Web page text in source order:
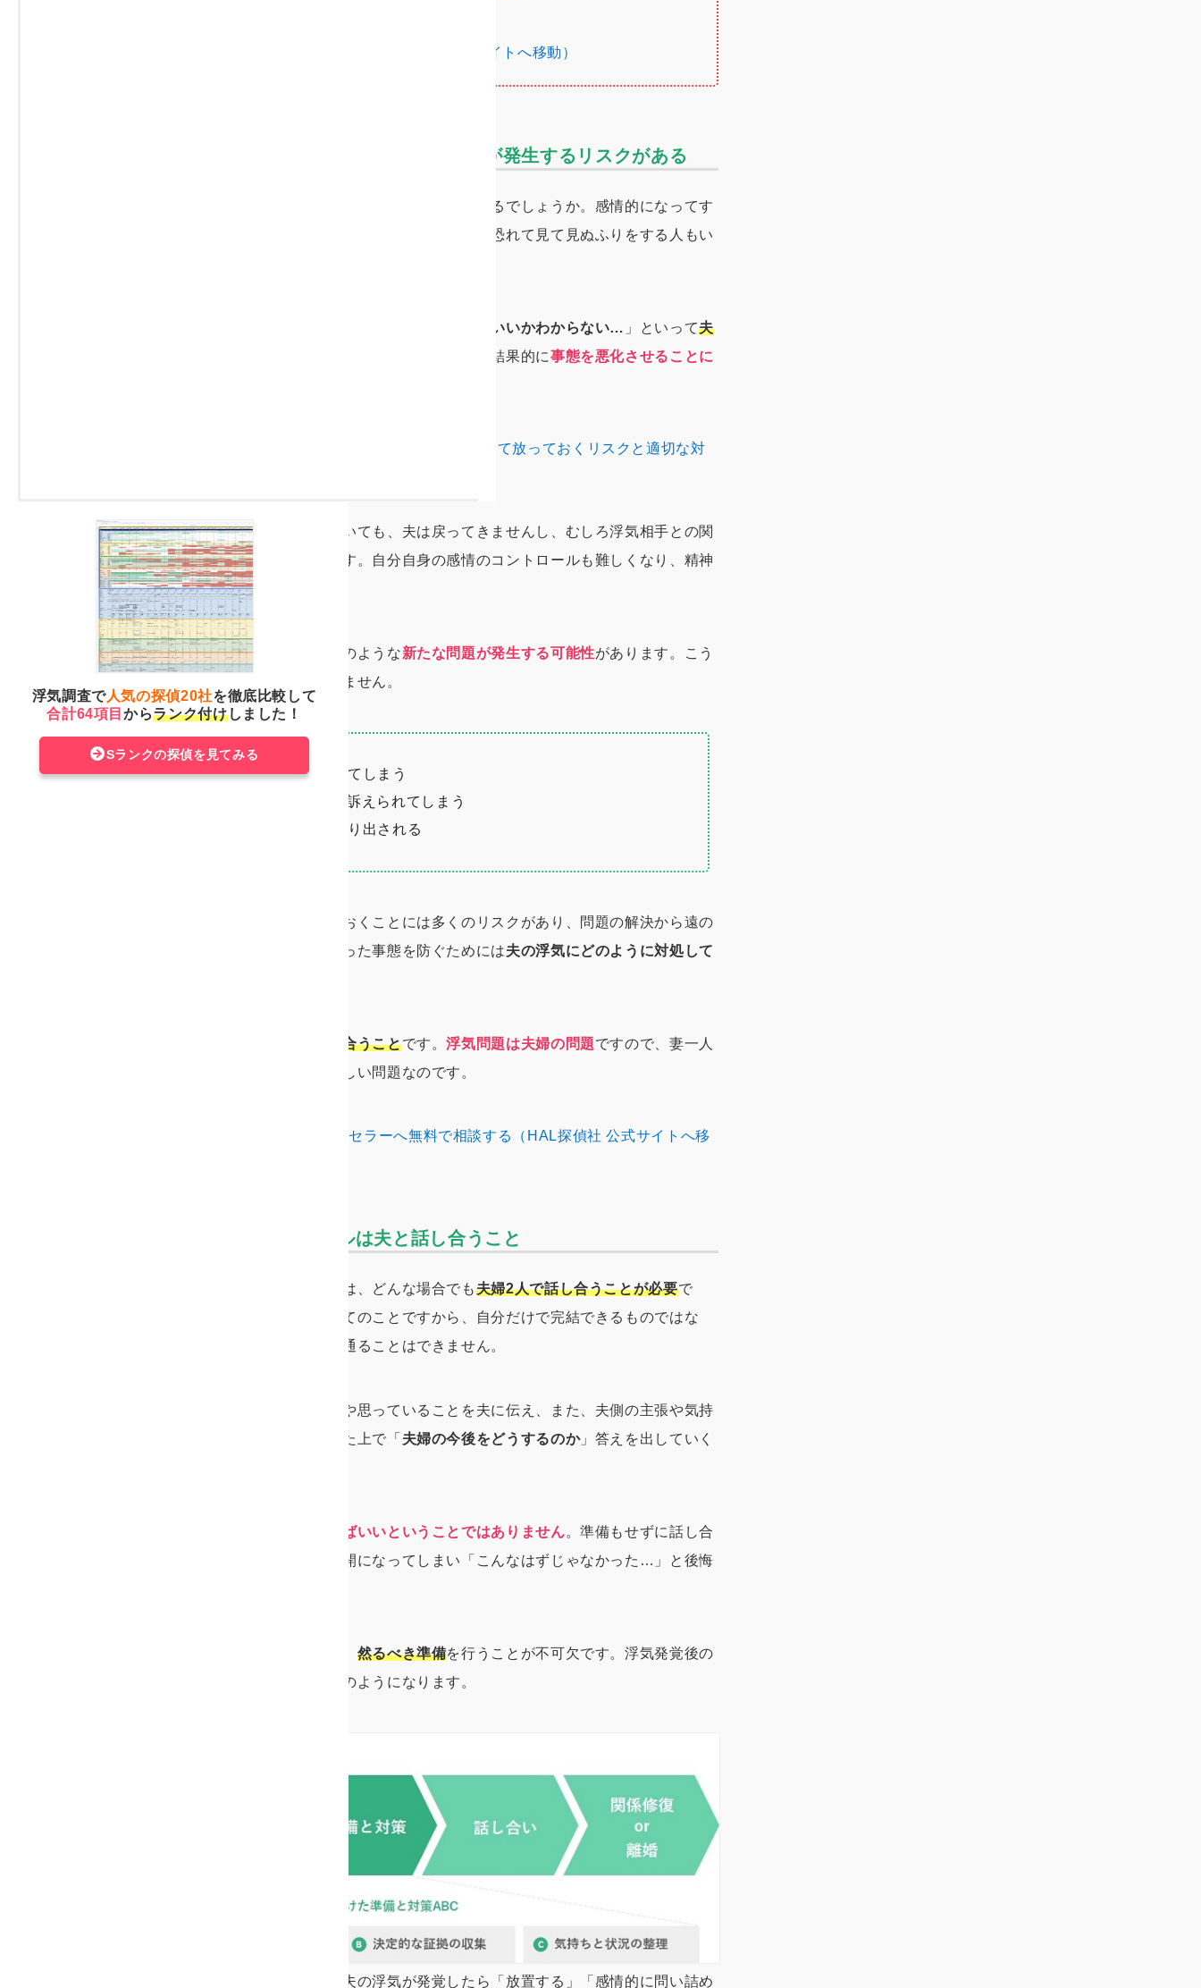
（HAL探偵社 公式サイトへ移動）
夫の浮気の放置は取り返しのつかない問題が発生するリスクがある
夫の浮気が発覚したときに、妻はどのような反応をするでしょうか。感情的になってす
ぐに夫を問い詰める人もいれば、関係が崩れることを恐れて見て見ぬふりをする人もい
どうしたらいいかわからない… 」といって夫
。夫の浮気の放置は、結果的に事態を悪化させることに
夫の浮気を放置するのはダメ！旦那の不倫を我慢して放っておくリスクと適切な対
気付かないふりをして我慢していても、夫は戻ってきませんし、むしろ浮気相手との関
係がどんどん深くなっていきます。自分自身の感情のコントロールも難しくなり、精神
を病んでしまいます。
そして、最悪の場合には、下記のような新たな問題が発生する可能性があります。こう
なってしまうと取り返しがつきません。
夫が浮気相手を妊娠させてしまう
W不倫の場合、相手側に訴えられてしまう
夫から一方的に離婚を切り出される
このように、夫の浮気を放っておくことには多くのリスクがあり、問題の解決から遠の
いてしまいます。では、こういった事態を防ぐためには夫の浮気にどのように対処して
夫婦できちんと話し合うことです。浮気問題は夫婦の問題ですので、妻一人
で自己完結することは極めて難しい問題なのです。
夫の浮気の早期対処をカウンセラーへ無料で相談する（HAL探偵社 公式サイトへ移
夫の浮気の対処法のゴールは夫と話し合うこと
夫の浮気問題を解決するためには、どんな場合でも夫婦2人で話し合うことが必要で
す。関係修復も離婚も相手あってのことですから、自分だけで完結できるものではな
く、夫婦での話し合いを避けて通ることはできません。
話し合いを通して自分の気持ちや思っていることを夫に伝え、また、夫側の主張や気持
ちも聞き、様々なことを踏まえた上で「 夫婦の今後をどうするのか」答えを出していく
闇雲に話し合いをすればいいということではありません。準備もせずに話し合
いに臨んでしまうと、思わぬ展開になってしまい「こんなはずじゃなかった…」と後悔
然るべき準備を行うことが不可欠です。浮気発覚後の
対処の流れをまとめると、以下のようになります。
まず、先ほどご説明した通り、夫の浮気が発覚したら「放置する」「感情的に問い詰め
浮気調査で人気の探偵20社を徹底比較して
合計64項目からランク付けしました！
Sランクの探偵を見てみる